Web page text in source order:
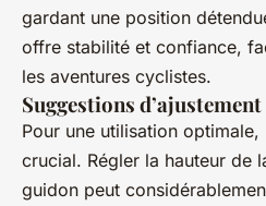
gardant une position
offre stabilité et confiance,
les aventures cyclistes.
Suggestions d’ajustement
Pour une utilisation optimale,
crucial. Régler la hauteur de
guidon peut